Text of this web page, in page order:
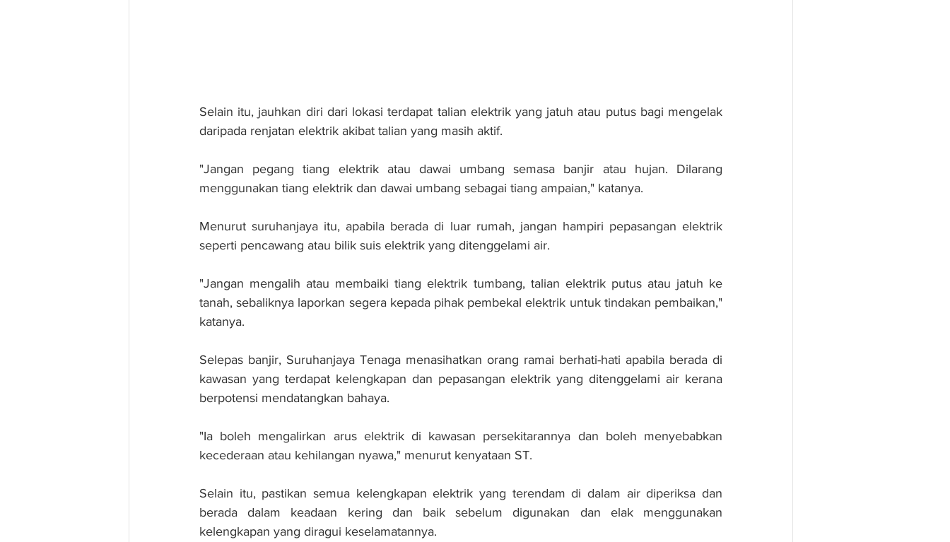
Selain itu, jauhkan diri dari lokasi terdapat talian elektrik yang jatuh atau putus bagi mengelak
daripada renjatan elektrik akibat talian yang masih aktif.
"Jangan pegang tiang elektrik atau dawai umbang semasa banjir atau hujan. Dilarang
menggunakan tiang elektrik dan dawai umbang sebagai tiang ampaian," katanya.
Menurut suruhanjaya itu, apabila berada di luar rumah, jangan hampiri pepasangan elektrik
seperti pencawang atau bilik suis elektrik yang ditenggelami air.
"Jangan mengalih atau membaiki tiang elektrik tumbang, talian elektrik putus atau jatuh ke
tanah, sebaliknya laporkan segera kepada pihak pembekal elektrik untuk tindakan pembaikan,"
katanya.
Selepas banjir, Suruhanjaya Tenaga menasihatkan orang ramai berhati-hati apabila berada di
kawasan yang terdapat kelengkapan dan pepasangan elektrik yang ditenggelami air kerana
berpotensi mendatangkan bahaya.
"Ia boleh mengalirkan arus elektrik di kawasan persekitarannya dan boleh menyebabkan
kecederaan atau kehilangan nyawa," menurut kenyataan ST.
Selain itu, pastikan semua kelengkapan elektrik yang terendam di dalam air diperiksa dan
berada dalam keadaan kering dan baik sebelum digunakan dan elak menggunakan
kelengkapan yang diragui keselamatannya.